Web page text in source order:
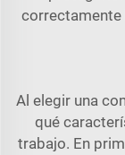
correctamente
Al elegir una
qué
trabajo. En